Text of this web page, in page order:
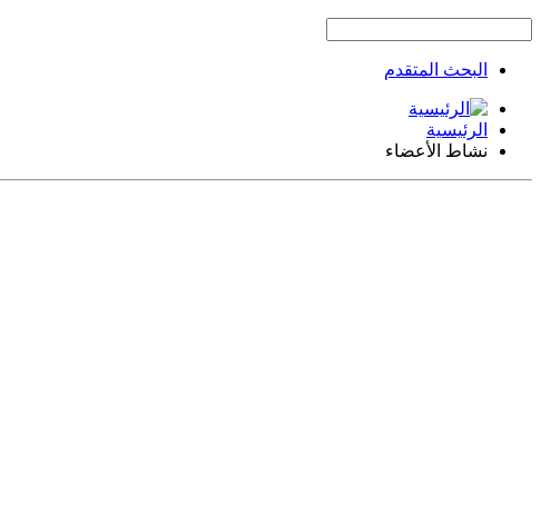
البحث المتقدم
الرئيسية
نشاط الأعضاء